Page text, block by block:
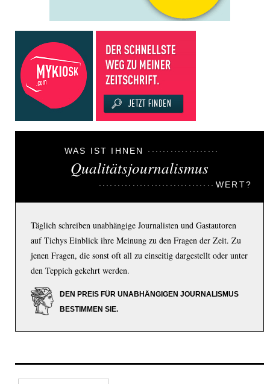
WAS IST IHNEN
Qualitätsjournalismus
WERT?
Täglich schreiben unabhängige Journalisten und Gastautoren
auf Tichys Einblick ihre Meinung zu den Fragen der Zeit. Zu
jenen Fragen, die sonst oft all zu einseitig dargestellt oder unter
den Teppich gekehrt werden.
DEN PREIS FÜR UNABHÄNGIGEN JOURNALISMUS
BESTIMMEN SIE.